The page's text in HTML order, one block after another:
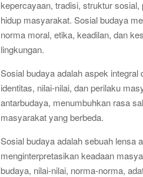
kepercayaan, tradisi, struktur
hidup masyarakat. Sosial budaya
norma moral, etika, keadilan, dan
lingkungan.
Sosial budaya adalah aspek
identitas, nilai-nilai, dan perilaku
antarbudaya, menumbuhkan rasa
masyarakat yang berbeda.
Sosial budaya adalah sebuah lensa
menginterpretasikan keadaan
budaya, nilai-nilai, norma-norma,